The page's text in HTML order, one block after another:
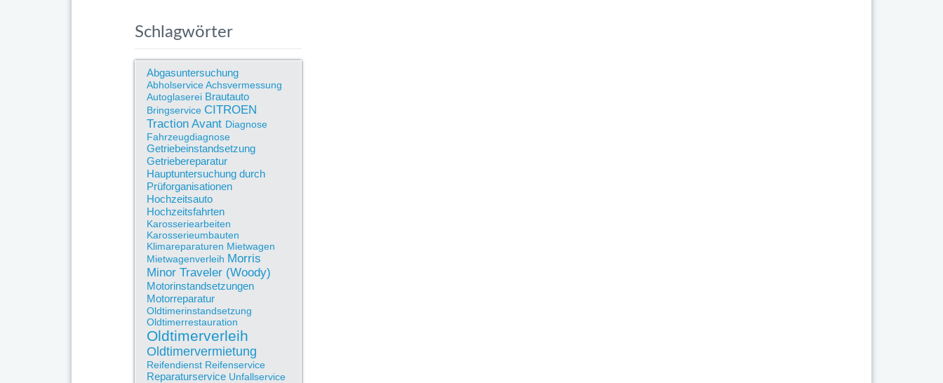
Schlagwörter
Abgasuntersuchung
AbholserviceAchsvermessung
Autoglaserei Brautauto
Bringservice CITROEN
Traction Avant Diagnose
Fahrzeugdiagnose
Getriebeinstandsetzung
Getriebereparatur
Hauptuntersuchung durch
Prüforganisationen
Hochzeitsauto
Hochzeitsfahrten
Karosseriearbeiten
Karosserieumbauten
Klimareparaturen Mietwagen
Mietwagenverleih Morris
Minor Traveler (Woody)
Motorinstandsetzungen
Motorreparatur
Oldtimerinstandsetzung
Oldtimerrestauration
Oldtimerverleih
Oldtimervermietung
Reifendienst Reifenservice
Reparaturservice Unfallservice